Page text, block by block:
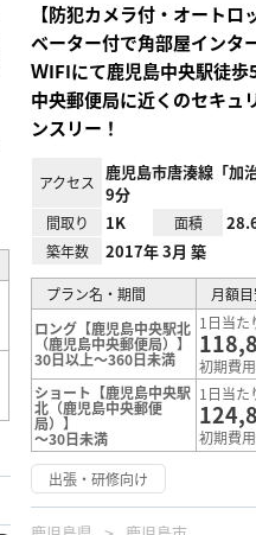
【防犯カメラ付・オートロ
ベーター付で角部屋インタ
ＷIFIにて鹿児島中央駅徒歩
中央郵便局に近くのセキュ
ンスリー！
アクセス
鹿児島市唐湊線「加
9分
間取り 1K 面積
築年数 2017年 3月 築
プラン名・期間
月額
ロング【鹿児島中央駅北
（鹿児島中央郵便局）】
30日以上～360日未満
1日当た
初期費
ショート【鹿児島中央駅
北（鹿児島中央郵便
局）】
～30日未満
1日当た
初期費
出張・研修向け